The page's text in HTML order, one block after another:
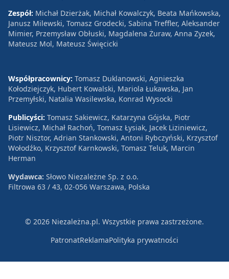
Zespół: Michał Dzierżak, Michał Kowalczyk, Beata Mańkowska,
Janusz Milewski, Tomasz Grodecki, Sabina Treffler, Aleksander
Mimier, Przemysław Obłuski, Magdalena Żuraw, Anna Zyzek,
Mateusz Mol, Mateusz Święcicki
Współpracownicy: Tomasz Duklanowski, Agnieszka
Kołodziejczyk, Hubert Kowalski, Mariola Łukawska, Jan
Przemyłski, Natalia Wasilewska, Konrad Wysocki
Publicyści: Tomasz Sakiewicz, Katarzyna Gójska, Piotr
Lisiewicz, Michał Rachoń, Tomasz Łysiak, Jacek Liziniewicz,
Piotr Nisztor, Adrian Stankowski, Antoni Rybczyński, Krzysztof
Wołodźko, Krzysztof Karnkowski, Tomasz Teluk, Marcin
Herman
Wydawca: Słowo Niezależne Sp. z o.o.
Filtrowa 63 / 43, 02-056 Warszawa, Polska
© 2026 Niezależna.pl. Wszystkie prawa zastrzeżone.
PatronatReklamaPolityka prywatności